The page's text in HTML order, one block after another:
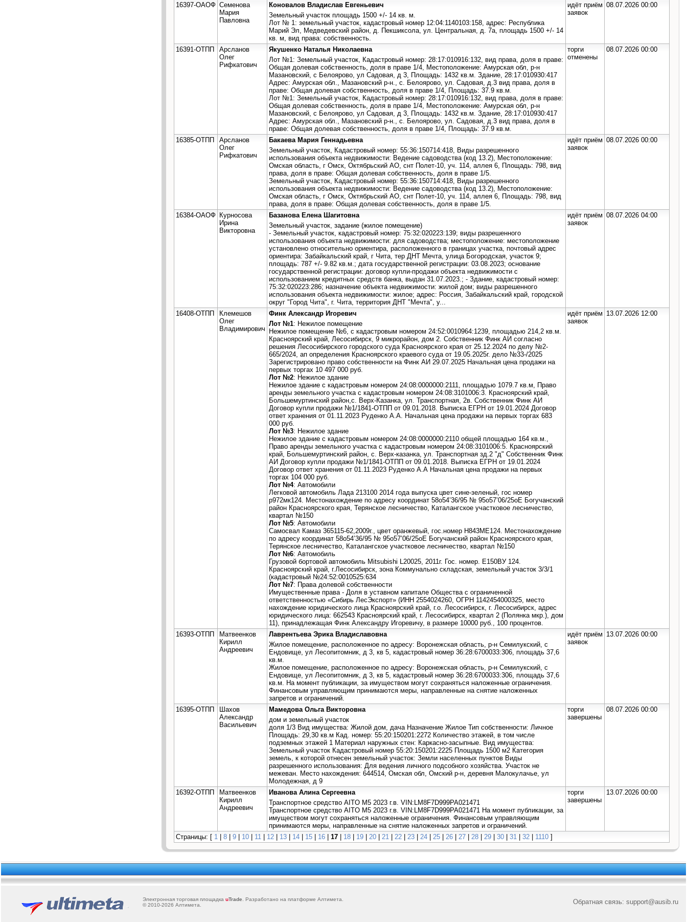
16397-ОАОФ Семенова
Мария
Павловна
Коновалов Владислав Евгеньевич
Земельный участок площадь 1500 +/- 14 кв. м.
Лот № 1: земельный участок, кадастровый номер 12:04:1140103:158, адрес: Республика
Марий Эл, Медведевский район, д. Пекшиксола, ул. Центральная, д. 7а, площадь 1500 +/- 14
кв. м, вид права: собственность.
идёт приём
заявок
08.07.2026 00:00
16391-ОТПП
Арсланов
Олег
Рифкатович
Якушенко Наталья Николаевна
Лот №1: Земельный участок, Кадастровый номер: 28:17:010916:132, вид права, доля в праве:
Общая долевая собственность, доля в праве 1/4, Местоположение: Амурская обл, р-н
Мазановский, с Белоярово, ул Садовая, д 3, Площадь: 1432 кв.м. Здание, 28:17:010930:417
Адрес: Амурская обл., Мазановский р-н., с. Белоярово, ул. Садовая, д.3 вид права, доля в
праве: Общая долевая собственность, доля в праве 1/4, Площадь: 37.9 кв.м.
Лот №1: Земельный участок, Кадастровый номер: 28:17:010916:132, вид права, доля в праве:
Общая долевая собственность, доля в праве 1/4, Местоположение: Амурская обл, р-н
Мазановский, с Белоярово, ул Садовая, д 3, Площадь: 1432 кв.м. Здание, 28:17:010930:417
Адрес: Амурская обл., Мазановский р-н., с. Белоярово, ул. Садовая, д.3 вид права, доля в
праве: Общая долевая собственность, доля в праве 1/4, Площадь: 37.9 кв.м.
торги
отменены
08.07.2026 00:00
16385-ОТПП
Арсланов
Олег
Рифкатович
Бакаева Мария Геннадьевна
Земельный участок, Кадастровый номер: 55:36:150714:418, Виды разрешенного
использования объекта недвижимости: Ведение садоводства (код 13.2), Местоположение:
Омская область, г Омск, Октябрьский АО, снт Полет-10, уч. 114, аллея 6, Площадь: 798, вид
права, доля в праве: Общая долевая собственность, доля в праве 1/5.
Земельный участок, Кадастровый номер: 55:36:150714:418, Виды разрешенного
использования объекта недвижимости: Ведение садоводства (код 13.2), Местоположение:
Омская область, г Омск, Октябрьский АО, снт Полет-10, уч. 114, аллея 6, Площадь: 798, вид
права, доля в праве: Общая долевая собственность, доля в праве 1/5.
идёт приём
заявок
08.07.2026 00:00
16384-ОАОФ Курносова
Ирина
Викторовна
Базанова Елена Шагитовна
Земельный участок, задание (жилое помещение)
- Земельный участок, кадастровый номер: 75:32:020223:139; виды разрешенного
использования объекта недвижимости: для садоводства; местоположение: местоположение
установлено относительно ориентира, расположенного в границах участка, почтовый адрес
ориентира: Забайкальский край, г Чита, тер ДНТ Мечта, улица Богородская, участок 9;
площадь: 787 +/- 9.82 кв.м.; дата государственной регистрации: 03.08.2023; основание
государственной регистрации: договор купли-продажи объекта недвижимости с
использованием кредитных средств банка, выдан 31.07.2023.; - Здание, кадастровый номер:
75:32:020223:286; назначение объекта недвижимости: жилой дом; виды разрешенного
использования объекта недвижимости: жилое; адрес: Россия, Забайкальский край, городской
округ "Город Чита", г. Чита, территория ДНТ "Мечта", у...
идёт приём
заявок
08.07.2026 04:00
16408-ОТПП
Клемешов
Олег
Владимирович
Финк Александр Игоревич
Лот №1: Нежилое помещение
Нежилое помещение №6, с кадастровым номером 24:52:0010964:1239, площадью 214,2 кв.м.
Красноярский край, Лесосибирск, 9 микрорайон, дом 2. Собственник Финк АИ согласно
решения Лесосибирского городского суда Красноярского края от 25.12.2024 по делу №2-
665/2024, ап определения Красноярского краевого суда от 19.05.2025г. дело №33-/2025
Зарегистрировано право собственности на Финк АИ 29.07.2025 Начальная цена продажи на
первых торгах 10 497 000 руб.
Лот №2: Нежилое здание
Нежилое здание с кадастровым номером 24:08:0000000:2111, площадью 1079.7 кв.м, Право
аренды земельного участка с кадастровым номером 24:08:3101006:3. Красноярский край,
Большемуртинский район,с. Верх-Казанка, ул. Транспортная, 2в. Собственник Финк АИ
Договор купли продажи №1/1841-ОТПП от 09.01.2018. Выписка ЕГРН от 19.01.2024 Договор
ответ хранения от 01.11.2023 Руденко А.А. Начальная цена продажи на первых торгах 683
000 руб.
Лот №3: Нежилое здание
Нежилое здание с кадастровым номером 24:08:0000000:2110 общей площадью 164 кв.м.,
Право аренды земельного участка с кадастровым номером 24:08:3101006:5. Красноярский
край, Большемуртинский район, с. Верх-казанка, ул. Транспортная зд.2 "д" Собственник Финк
АИ Договор купли продажи №1/1841-ОТПП от 09.01.2018. Выписка ЕГРН от 19.01.2024
Договор ответ хранения от 01.11.2023 Руденко А.А Начальная цена продажи на первых
торгах 104 000 руб.
Лот №4: Автомобили
Легковой автомобиль Лада 213100 2014 года выпуска цвет сине-зеленый, гос номер
р972мк124. Местонахождение по адресу координат 58o54’36/95 № 95o57’06/25oE Богучанский
район Красноярского края, Терянское лесничество, Каталангское участковое лесничество,
квартал №150
Лот №5: Автомобили
Самосвал Камаз 365115-62,2009г., цвет оранжевый, гос.номер Н843МЕ124. Местонахождение
по адресу координат 58o54’36/95 № 95o57’06/25oE Богучанский район Красноярского края,
Терянское лесничество, Каталангское участковое лесничество, квартал №150
Лот №6: Автомобиль
Грузовой бортовой автомобиль Mitsubishi L20025, 2011г. Гос. номер. Е150ВУ 124.
Красноярский край, г.Лесосибирск, зона Коммунально складская, земельный участок 3/3/1
(кадастровый №24:52:0010525:634
Лот №7: Права долевой собственности
Имущественные права - Доля в уставном капитале Общества с ограниченной
ответственностью «Сибирь ЛесЭкспорт» (ИНН 2554024260, ОГРН 1142454000325, место
нахождение юридического лица Красноярский край, г.о. Лесосибирск, г. Лесосибирск, адрес
юридического лица: 662543 Красноярский край, г. Лесосибирск, квартал 2 (Полянка мкр.), дом
11), принадлежащая Финк Александру Игоревичу, в размере 10000 руб., 100 процентов.
идёт приём
заявок
13.07.2026 12:00
16393-ОТПП
Матвеенков
Кирилл
Андреевич
Лаврентьева Эрика Владиславовна
Жилое помещение, расположенное по адресу: Воронежская область, р-н Семилукский, с
Ендовище, ул Лесопитомник, д 3, кв 5, кадастровый номер 36:28:6700033:306, площадь 37,6
кв.м.
Жилое помещение, расположенное по адресу: Воронежская область, р-н Семилукский, с
Ендовище, ул Лесопитомник, д 3, кв 5, кадастровый номер 36:28:6700033:306, площадь 37,6
кв.м. На момент публикации, за имуществом могут сохраняться наложенные ограничения.
Финансовым управляющим принимаются меры, направленные на снятие наложенных
запретов и ограничений.
идёт приём
заявок
13.07.2026 00:00
16395-ОТПП
Шахов
Александр
Васильевич
Мамедова Ольга Викторовна
дом и земельный участок
доля 1/3 Вид имущества: Жилой дом, дача Назначение Жилое Тип собственности: Личное
Площадь: 29,30 кв.м Кад. номер: 55:20:150201:2272 Количество этажей, в том числе
подземных этажей 1 Материал наружных стен: Каркасно-засыпные. Вид имущества:
Земельный участок Кадастровый номер 55:20:150201:2225 Площадь 1500 м2 Категория
земель, к которой отнесен земельный участок: Земли населенных пунктов Виды
разрешенного использования: Для ведения личного подсобного хозяйства. Участок не
межеван. Место нахождения: 644514, Омская обл, Омский р-н, деревня Малокулачье, ул
Молодежная, д 9
торги
завершены
08.07.2026 00:00
16392-ОТПП
Матвеенков
Кирилл
Андреевич
Иванова Алина Сергеевна
Транспортное средство AITO M5 2023 г.в. VIN:LM8F7D999PA021471
Транспортное средство AITO M5 2023 г.в. VIN:LM8F7D999PA021471 На момент публикации, за
имуществом могут сохраняться наложенные ограничения. Финансовым управляющим
принимаются меры, направленные на снятие наложенных запретов и ограничений.
торги
завершены
13.07.2026 00:00
Страницы: [ 1 | 8 | 9 | 10 | 11 | 12 | 13 | 14 | 15 | 16 | 17 | 18 | 19 | 20 | 21 | 22 | 23 | 24 | 25 | 26 | 27 | 28 | 29 | 30 | 31 | 32 | 1110 ]
Электронная торговая площадка uTrade . Разработано на платформе Алтимета
© 2010-2026 Алтимета Обратная связь: support@ausib.ru